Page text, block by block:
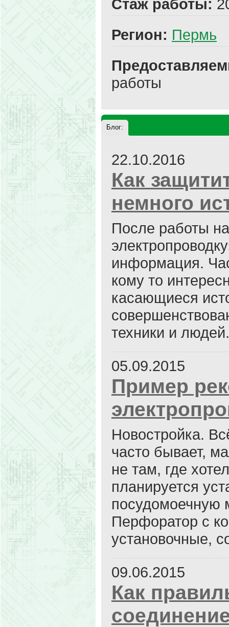
Стаж работы:
Регион: Пермь
работы
Блог:
22.10.2016
Как
немного
После работы
информация.
кому то
касающиеся
техники и людей.
05.09.2015
Пример
Новостройка.
часто бывает,
не там, где
планируется
посудомоечную
Перфоратор с
установочные,
09.06.2015
Как